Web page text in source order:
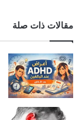
مقالات ذات صلة